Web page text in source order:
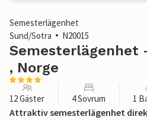
Semesterlägenhet
Sund/Sotra
N20015
Semesterlägenhet
, Norge
12 Gäster 4 Sovrum 1
Attraktiv semesterlägenhet